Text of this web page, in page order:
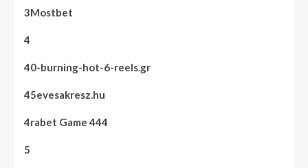
3Mostbet
4
40-burning-hot-6-reels.gr
45evesakresz.hu
4rabet Game 444
5